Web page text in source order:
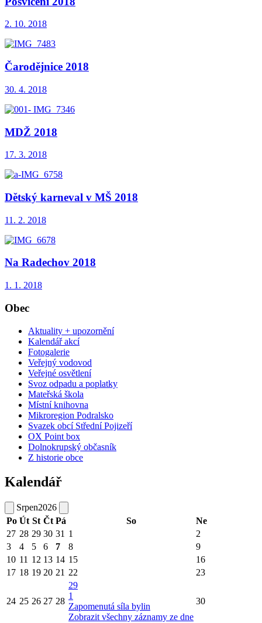
2. 10. 2018
Čarodějnice 2018
30. 4. 2018
MDŽ 2018
17. 3. 2018
Dětský karneval v MŠ 2018
11. 2. 2018
Na Radechov 2018
1. 1. 2018
Obec
Aktuality + upozornění
Kalendář akcí
Fotogalerie
Veřejný vodovod
Veřejné osvětlení
Svoz odpadu a poplatky
Mateřská škola
Místní knihovna
Mikroregion Podralsko
Svazek obcí Střední Pojizeří
OX Point box
Dolnokrupský občasník
Z historie obce
Kalendář
Srpen2026
Po Út St Čt Pá So
Ne
27 28 29 30 31 1
2
3
4 5 6 7 8
9
10 11 12 13 14 15
16
17 18 19 20 21 22 23
24 25 26 27 28
29
1
Zapomenutá síla bylin
Zobrazit všechny záznamy ze dne
30